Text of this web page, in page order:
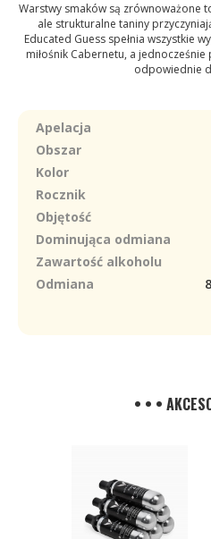
Warstwy smaków są zrównoważone
ale strukturalne taniny
Educated Guess spełnia wszystkie
miłośnik Cabernetu, a
odpowiednie
Apelacja
Obszar
Kolor
Rocznik
Objętość
Dominująca odmiana
Zawartość alkoholu
Odmiana
• • •